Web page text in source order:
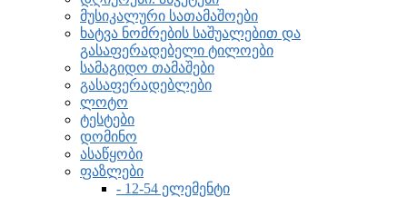
მუსიკალური სათამაშოები
ხატვა ნომრების საშუალებით და
გასაფერადებელი ტილოები
სამაგიდო თამაშები
გასაფერადებლები
ლოტო
ტესტები
დომინო
ასაწყობი
ფაზლები
- 12-54 ელემენტი